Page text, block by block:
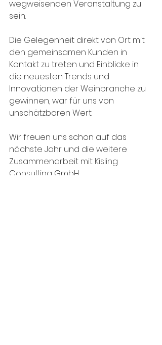
wegweisenden Veranstaltung zu
sein.
Die Gelegenheit direkt von Ort mit
den gemeinsamen Kunden in
Kontakt zu treten und Einblicke in
die neuesten Trends und
Innovationen der Weinbranche zu
gewinnen, war für uns von
unschätzbaren Wert.
Wir freuen uns schon auf das
nächste Jahr und die weitere
Zusammenarbeit mit Kisling
Consulting GmbH.